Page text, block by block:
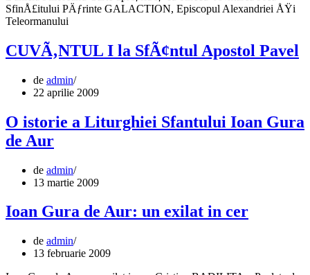
SfinÅ£itului PÄƒrinte GALACTION, Episcopul Alexandriei ÅŸi
Teleormanului
CUVÃ‚NTUL I la SfÃ¢ntul Apostol Pavel
de admin
22 aprilie 2009
O istorie a Liturghiei Sfantului Ioan Gura
de Aur
de admin
13 martie 2009
Ioan Gura de Aur: un exilat in cer
de admin
13 februarie 2009